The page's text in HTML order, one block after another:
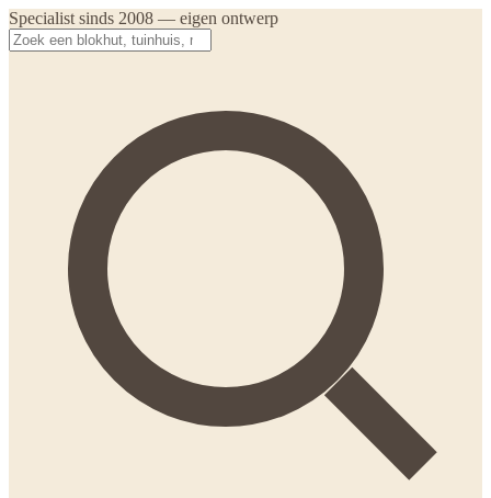
Specialist sinds 2008 — eigen ontwerp